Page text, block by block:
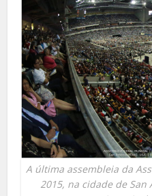
A última assembleia da
2015, na cidade de San